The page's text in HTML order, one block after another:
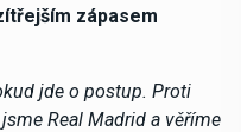
zápasem
jde o postup. Proti
Real Madrid a věříme